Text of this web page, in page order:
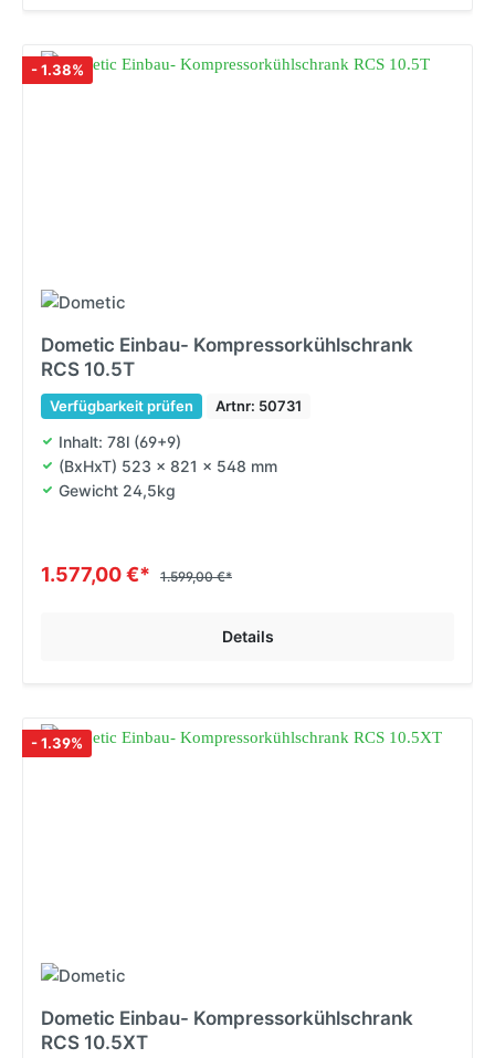
- 1.38%
Dometic Einbau- Kompressorkühlschrank
RCS 10.5T
Verfügbarkeit prüfen Artnr: 50731
Inhalt: 78l (69+9)
(BxHxT) 523 x 821 x 548 mm
Gewicht 24,5kg
1.577,00 €* 1.599,00 €*
Details
- 1.39%
Dometic Einbau- Kompressorkühlschrank
RCS 10.5XT